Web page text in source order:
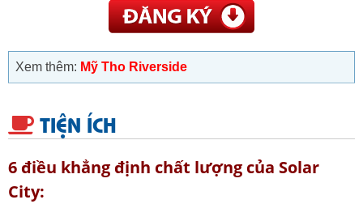
Xem thêm: Mỹ Tho Riverside
TIỆN ÍCH
6 điều khẳng định chất lượng của Solar
City: